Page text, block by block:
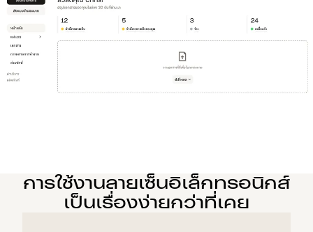
การใช้งานลายเซ็นอิเล็กทรอนิกส์
เป็นเรื่องง่ายกว่าที่เคย